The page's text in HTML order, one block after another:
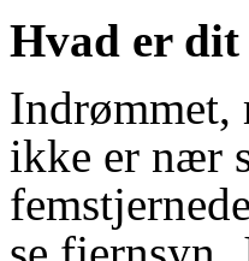
Hvad er
Indrømmet,
ikke er nær